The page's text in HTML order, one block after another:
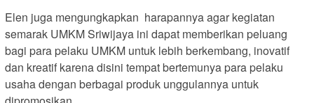
Elen juga mengungkapkan harapannya agar kegiatan
semarak UMKM Sriwijaya ini dapat memberikan peluang
bagi para pelaku UMKM untuk lebih berkembang, inovatif
dan kreatif karena disini tempat bertemunya para pelaku
usaha dengan berbagai produk unggulannya untuk